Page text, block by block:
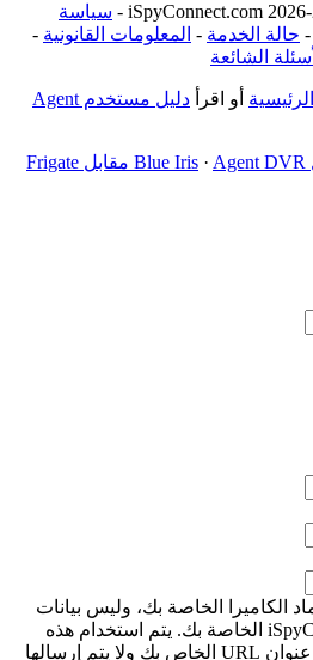
سياسة
- حالة الخدمة - المعلومات القانونية -
الشائعة
أو اقرأ
دليل مستخدم Agent
· Agent DVR مقابل Frigate
الكاميرا الخاصة بك، وليس بيانات
اعتماد تسجيل دخول iSpyConnect الخاصة بك. يتم استخدام هذه
التفاصيل محليًا فقط لإنشاء عنوان URL الخاص بك ولا يتم إرسالها